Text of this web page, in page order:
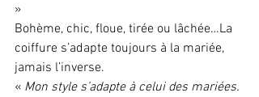
»
Bohème, chic, floue, tirée ou lâchée…La
coiffure s’adapte toujours à la mariée,
jamais l’inverse.
« Mon style s’adapte à celui des mariées.